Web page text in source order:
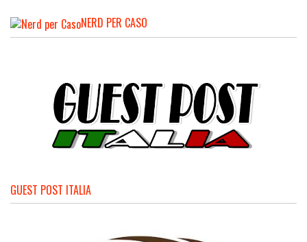
NERD PER CASO
GUEST POST ITALIA